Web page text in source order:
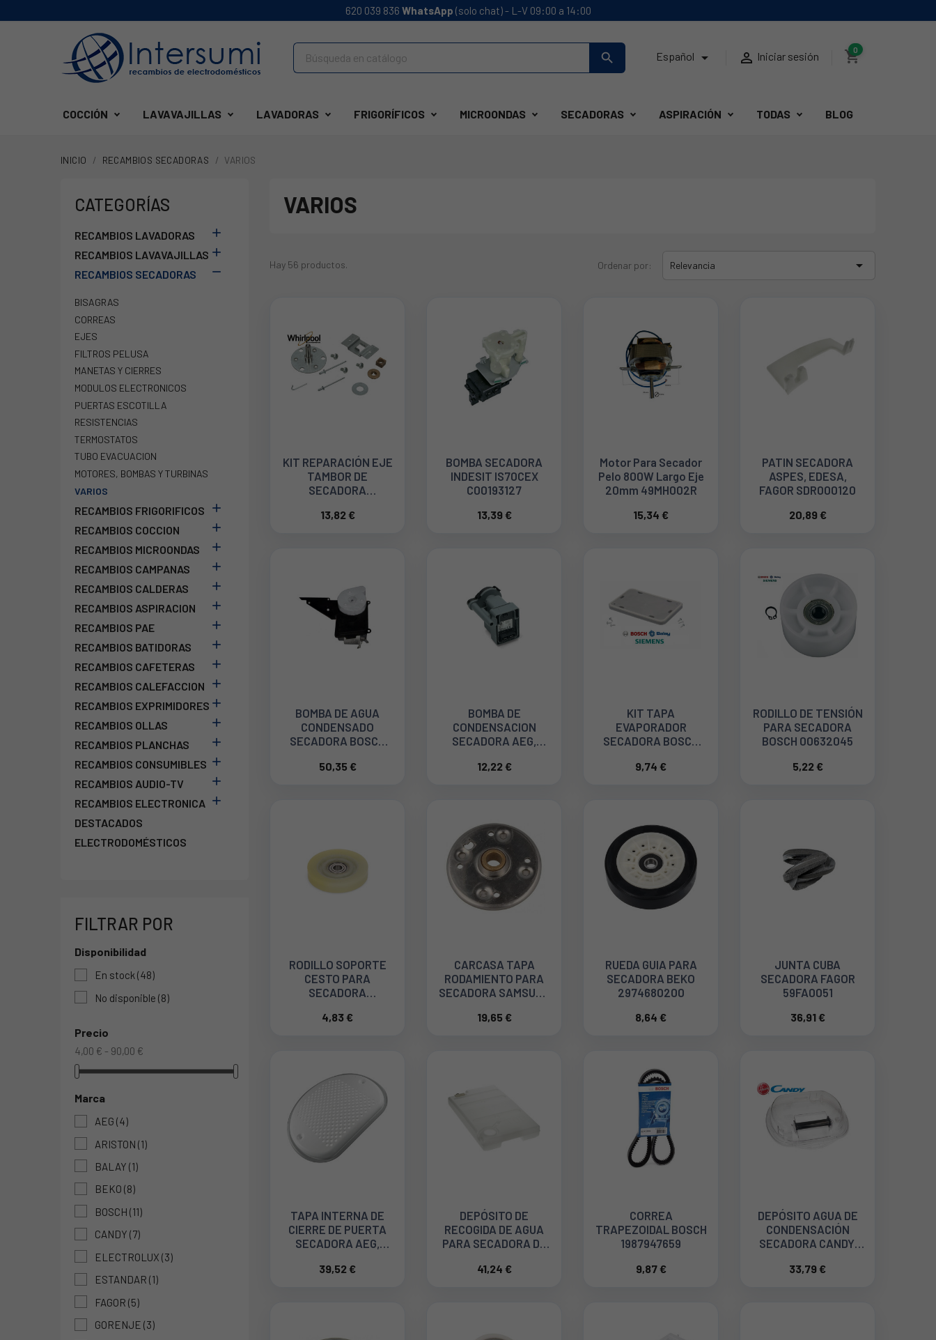
620 039 836 WhatsApp (solo chat) - L-V 09:00 a 14:00
search Español   Iniciar sesión shopping_cart
0
COCCIÓN LAVAVAJILLAS LAVADORAS FRIGORÍFICOS MICROONDAS SECADORAS ASPIRACIÓN TODAS BLOG
INICIO RECAMBIOS SECADORAS VARIOS
CATEGORÍAS
RECAMBIOS LAVADORAS 
RECAMBIOS LAVAVAJILLAS 
RECAMBIOS SECADORAS 
BISAGRAS
CORREAS
EJES
FILTROS PELUSA
MANETAS Y CIERRES
MODULOS ELECTRONICOS
PUERTAS ESCOTILLA
RESISTENCIAS
TERMOSTATOS
TUBO EVACUACION
MOTORES, BOMBAS Y TURBINAS
VARIOS
RECAMBIOS FRIGORIFICOS 
RECAMBIOS COCCION 
RECAMBIOS MICROONDAS 
RECAMBIOS CAMPANAS 
RECAMBIOS CALDERAS 
RECAMBIOS ASPIRACION 
RECAMBIOS PAE 
RECAMBIOS BATIDORAS 
RECAMBIOS CAFETERAS 
RECAMBIOS CALEFACCION 
RECAMBIOS EXPRIMIDORES 
RECAMBIOS OLLAS 
RECAMBIOS PLANCHAS 
RECAMBIOS CONSUMIBLES 
RECAMBIOS AUDIO-TV 
RECAMBIOS ELECTRONICA 
DESTACADOS
ELECTRODOMÉSTICOS
FILTRAR POR
Disponibilidad
En stock (48)
No disponible (8)
Precio
4,00 € - 90,00 €
Marca
AEG (4)
ARISTON (1)
BALAY (1)
BEKO (8)
BOSCH (11)
CANDY (7)
ELECTROLUX (3)
ESTANDAR (1)
FAGOR (5)
GORENJE (3)
VARIOS
Hay 56 productos. Ordenar por: Relevancia 
KIT REPARACIÓN EJE
TAMBOR DE
SECADORA
C00095655
13,82 €
BOMBA SECADORA
INDESIT IS70CEX
C00193127
13,39 €
Motor Para Secador
Pelo 800W Largo Eje
20mm 49MH002R
15,34 €
PATIN SECADORA
ASPES, EDESA,
FAGOR SDR000120
20,89 €
BOMBA DE AGUA
CONDENSADO
SECADORA BOSCH
50,35 €
BOMBA DE
CONDENSACION
SECADORA AEG,
8581258349217
12,22 €
KIT TAPA
EVAPORADOR
SECADORA BOSCH
NEFF. 00646776
9,74 €
RODILLO DE TENSIÓN
PARA SECADORA
BOSCH 00632045
5,22 €
RODILLO SOPORTE
CESTO PARA
SECADORA
1364059004
4,83 €
CARCASA TAPA
RODAMIENTO PARA
SECADORA SAMSUNG
19,65 €
RUEDA GUIA PARA
SECADORA BEKO
2974680200
8,64 €
JUNTA CUBA
SECADORA FAGOR
59FA0051
36,91 €
TAPA INTERNA DE
CIERRE DE PUERTA
SECADORA AEG,
1254245408
39,52 €
DEPÓSITO DE
RECOGIDA DE AGUA
PARA SECADORA DE
ELECTROLUX
41,24 €
CORREA
TRAPEZOIDAL BOSCH
1987947659
9,87 €
DEPÓSITO AGUA DE
CONDENSACIÓN
SECADORA CANDY,
33,79 €